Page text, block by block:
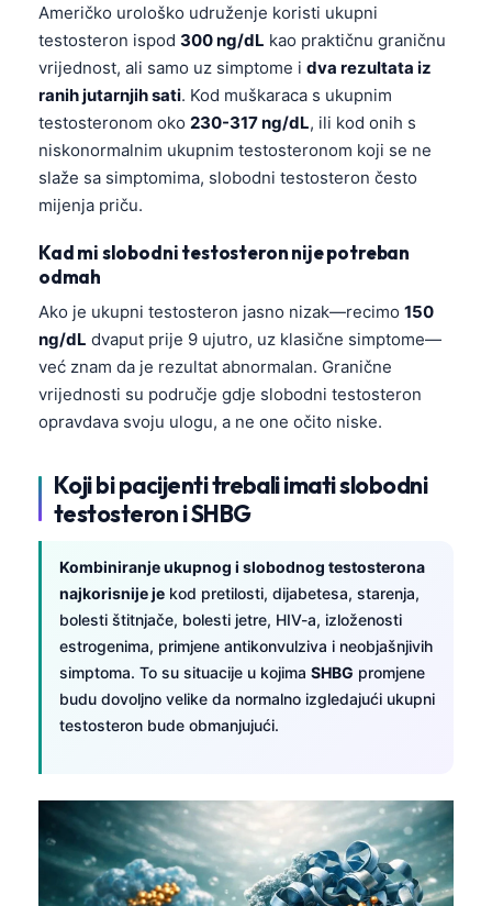
Američko urološko udruženje koristi ukupni
testosteron ispod 300 ng/dL kao praktičnu graničnu
vrijednost, ali samo uz simptome i dva rezultata iz
ranih jutarnjih sati. Kod muškaraca s ukupnim
testosteronom oko 230-317 ng/dL, ili kod onih s
niskonormalnim ukupnim testosteronom koji se ne
slaže sa simptomima, slobodni testosteron često
mijenja priču.
Kad mi slobodni testosteron nije potreban
odmah
Ako je ukupni testosteron jasno nizak—recimo 150
ng/dL dvaput prije 9 ujutro, uz klasične simptome—
već znam da je rezultat abnormalan. Granične
vrijednosti su područje gdje slobodni testosteron
opravdava svoju ulogu, a ne one očito niske.
Koji bi pacijenti trebali imati slobodni
testosteron i SHBG
Kombiniranje ukupnog i slobodnog testosterona
najkorisnije je kod pretilosti, dijabetesa, starenja,
bolesti štitnjače, bolesti jetre, HIV-a, izloženosti
estrogenima, primjene antikonvulziva i neobjašnjivih
simptoma. To su situacije u kojima SHBG promjene
budu dovoljno velike da normalno izgledajući ukupni
testosteron bude obmanjujući.